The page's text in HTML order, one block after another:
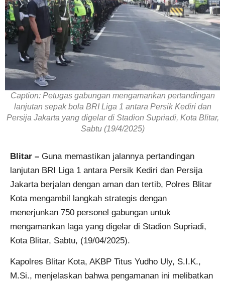
Caption: Petugas gabungan mengamankan pertandingan
lanjutan sepak bola BRI Liga 1 antara Persik Kediri dan
Persija Jakarta yang digelar di Stadion Supriadi, Kota Blitar,
Sabtu (19/4/2025)
Blitar – Guna memastikan jalannya pertandingan
lanjutan BRI Liga 1 antara Persik Kediri dan Persija
Jakarta berjalan dengan aman dan tertib, Polres Blitar
Kota mengambil langkah strategis dengan
menerjunkan 750 personel gabungan untuk
mengamankan laga yang digelar di Stadion Supriadi,
Kota Blitar, Sabtu, (19/04/2025).
Kapolres Blitar Kota, AKBP Titus Yudho Uly, S.I.K.,
M.Si., menjelaskan bahwa pengamanan ini melibatkan